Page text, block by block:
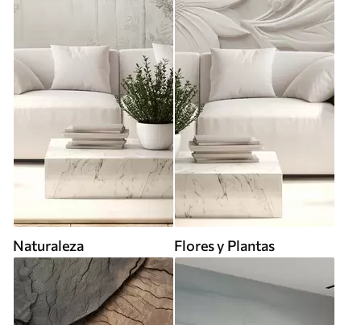
Naturaleza Flores y Plantas